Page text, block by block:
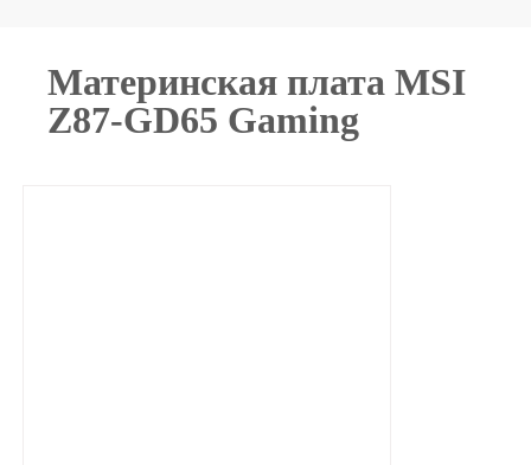
Материнская плата MSI
Z87-GD65 Gaming